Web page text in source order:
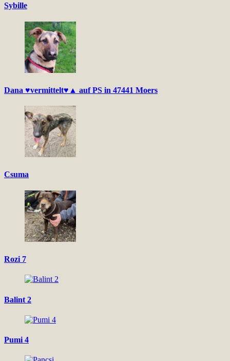
Sybille
Dana ♥vermittelt♥▲ auf PS in 47441 Moers
Csuma
Rozi 7
Balint 2
Pumi 4